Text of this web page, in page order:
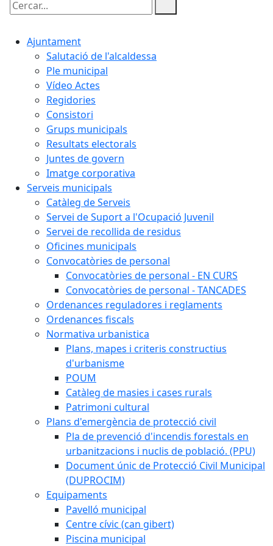
Cercar:
Ajuntament
Salutació de l'alcaldessa
Ple municipal
Vídeo Actes
Regidories
Consistori
Grups municipals
Resultats electorals
Juntes de govern
Imatge corporativa
Serveis municipals
Catàleg de Serveis
Servei de Suport a l'Ocupació Juvenil
Servei de recollida de residus
Oficines municipals
Convocatòries de personal
Convocatòries de personal - EN CURS
Convocatòries de personal - TANCADES
Ordenances reguladores i reglaments
Ordenances fiscals
Normativa urbanistica
Plans, mapes i criteris constructius
d'urbanisme
POUM
Catàleg de masies i cases rurals
Patrimoni cultural
Plans d'emergència de protecció civil
Pla de prevenció d'incendis forestals en
urbanitzacions i nuclis de població. (PPU)
Document únic de Protecció Civil Municipal
(DUPROCIM)
Equipaments
Pavelló municipal
Centre cívic (can gibert)
Piscina municipal